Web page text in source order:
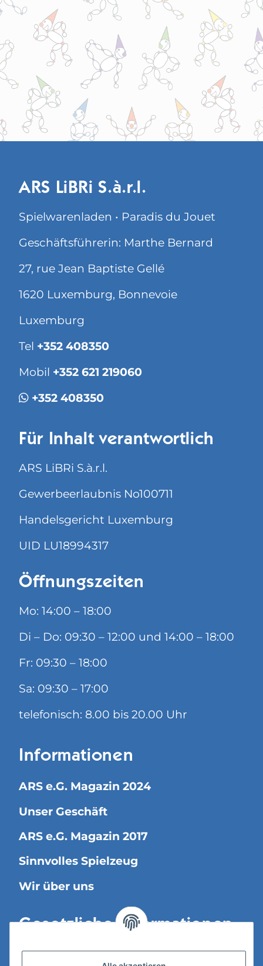
ARS LiBRi S.à.r.l.
Spielwarenladen • Paradis du Jouet
Geschäftsführerin: Marthe Bernard
27, rue Jean Baptiste Gellé
1620 Luxemburg, Bonnevoie
Luxemburg
Tel +352 408350
Mobil +352 621 219060
+352 408350
Für Inhalt verantwortlich
ARS LiBRi S.à.r.l.
Gewerbeerlaubnis No100711
Handelsgericht Luxemburg
UID LU18994317
Öffnungszeiten
Mo: 14:00 – 18:00
Di – Do: 09:30 – 12:00 und 14:00 – 18:00
Fr: 09:30 – 18:00
Sa: 09:30 – 17:00
telefonisch: 8.00 bis 20.00 Uhr
Informationen
ARS e.G. Magazin 2024
Unser Geschäft
ARS e.G. Magazin 2017
Sinnvolles Spielzeug
Wir über uns
Gesetzliche Informationen
Versandinformationen